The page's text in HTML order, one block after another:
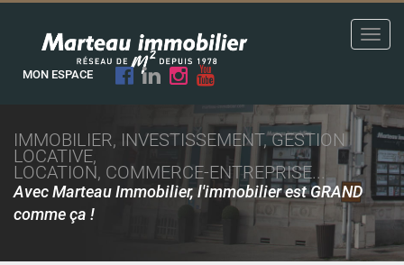
MON ESPACE
IMMOBILIER, INVESTISSEMENT, GESTION
LOCATIVE,
LOCATION, COMMERCE-ENTREPRISE...
Avec Marteau Immobilier, l'immobilier est GRAND
comme ça !